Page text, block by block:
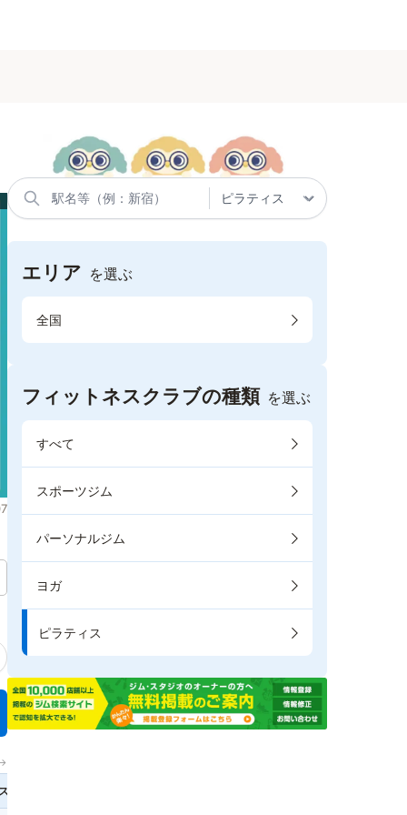
エリア を選ぶ
全国
フィットネスクラブの種類 を選ぶ
すべて
スポーツジム
パーソナルジム
ヨガ
ピラティス